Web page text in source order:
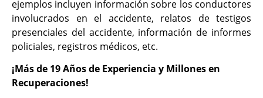
ejemplos incluyen información sobre los conductores
involucrados en el accidente, relatos de testigos
presenciales del accidente, información de informes
policiales, registros médicos, etc.
¡Más de 19 Años de Experiencia y Millones en
Recuperaciones!